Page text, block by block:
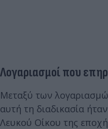
Λογαριασμοί που
Μεταξύ των
αυτή τη διαδικασία
Λευκού Οίκου της